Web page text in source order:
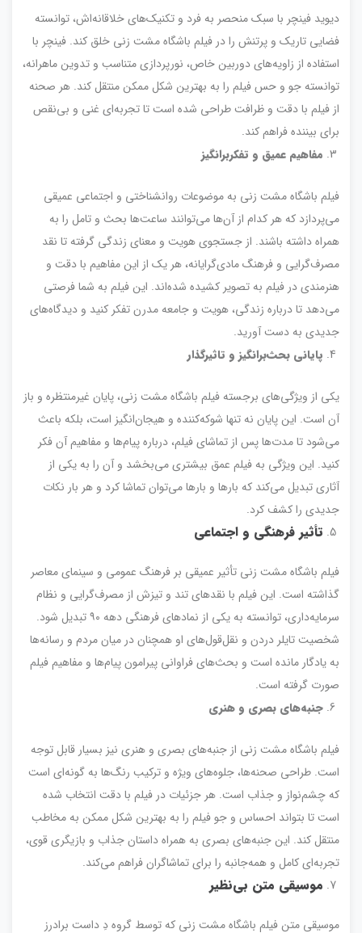
دیوید فینچر با سبک منحصر به فرد و تکنیک‌های خلاقانه‌اش، توانسته
فضایی تاریک و پرتنش را در فیلم باشگاه مشت زنی خلق کند. فینچر با
استفاده از زاویه‌های دوربین خاص، نورپردازی متناسب و تدوین ماهرانه،
توانسته جو و حس فیلم را به بهترین شکل ممکن منتقل کند. هر صحنه
از فیلم با دقت و ظرافت طراحی شده است تا تجربه‌ای غنی و بی‌نقص
برای بیننده فراهم کند.
مفاهیم عمیق و تفکربرانگیز
فیلم باشگاه مشت زنی به موضوعات روانشناختی و اجتماعی عمیقی
می‌پردازد که هر کدام از آن‌ها می‌توانند ساعت‌ها بحث و تامل را به
همراه داشته باشند. از جستجوی هویت و معنای زندگی گرفته تا نقد
مصرف‌گرایی و فرهنگ مادی‌گرایانه، هر یک از این مفاهیم با دقت و
هنرمندی در فیلم به تصویر کشیده شده‌اند. این فیلم به شما فرصتی
می‌دهد تا درباره زندگی، هویت و جامعه مدرن تفکر کنید و دیدگاه‌های
جدیدی به دست آورید.
پایانی بحث‌برانگیز و تاثیرگذار
یکی از ویژگی‌های برجسته فیلم باشگاه مشت زنی، پایان غیرمنتظره و باز
آن است. این پایان نه تنها شوکه‌کننده و هیجان‌انگیز است، بلکه باعث
می‌شود تا مدت‌ها پس از تماشای فیلم، درباره پیام‌ها و مفاهیم آن فکر
کنید. این ویژگی به فیلم عمق بیشتری می‌بخشد و آن را به یکی از
آثاری تبدیل می‌کند که بارها و بارها می‌توان تماشا کرد و هر بار نکات
جدیدی را کشف کرد.
تأثیر فرهنگی و اجتماعی
فیلم باشگاه مشت زنی تأثیر عمیقی بر فرهنگ عمومی و سینمای معاصر
گذاشته است. این فیلم با نقدهای تند و تیزش از مصرف‌گرایی و نظام
سرمایه‌داری، توانسته به یکی از نمادهای فرهنگی دهه ۹۰ تبدیل شود.
شخصیت تایلر دردن و نقل‌قول‌های او همچنان در میان مردم و رسانه‌ها
به یادگار مانده است و بحث‌های فراوانی پیرامون پیام‌ها و مفاهیم فیلم
صورت گرفته است.
جنبه‌های بصری و هنری
فیلم باشگاه مشت زنی از جنبه‌های بصری و هنری نیز بسیار قابل توجه
است. طراحی صحنه‌ها، جلوه‌های ویژه و ترکیب رنگ‌ها به گونه‌ای است
که چشم‌نواز و جذاب است. هر جزئیات در فیلم با دقت انتخاب شده
است تا بتواند احساس و جو فیلم را به بهترین شکل ممکن به مخاطب
منتقل کند. این جنبه‌های بصری به همراه داستان جذاب و بازیگری قوی،
تجربه‌ای کامل و همه‌جانبه را برای تماشاگران فراهم می‌کند.
موسیقی متن بی‌نظیر
موسیقی متن فیلم باشگاه مشت زنی که توسط گروه دِ داست برادرز